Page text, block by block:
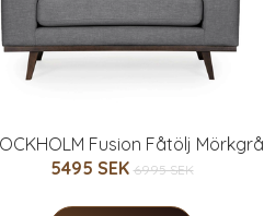
Fusion Fåtölj Mörkgrå
5495 SEK 6995 SEK